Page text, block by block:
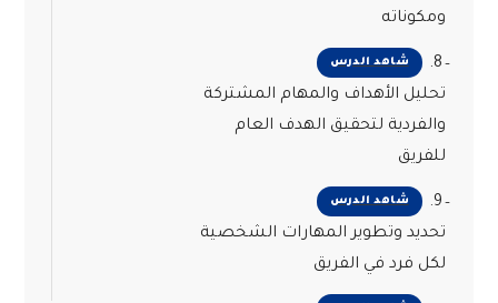
ومكوناته
شاهد الدرس
8.
تحليل الأهداف والمهام المشتركة
والفردية لتحقيق الهدف العام
للفريق
شاهد الدرس
9.
تحديد وتطوير المهارات الشخصية
لكل فرد في الفريق